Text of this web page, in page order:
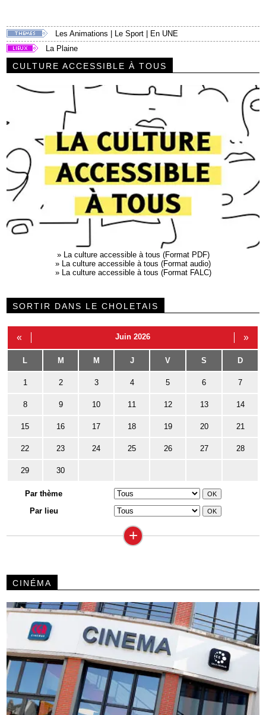
Les Animations Le Sport
En UNE
La Plaine
CULTURE ACCESSIBLE À TOUS
»
La culture accessible à tous (Format PDF)
»
La culture accessible à tous (Format audio)
»
La culture accessible à tous (Format FALC)
SORTIR DANS LE CHOLETAIS
« Juin 2026 »
L M M J V S D
1 2 3 4 5 6 7
8 9 10 11 12 13 14
15 16 17 18 19 20 21
22 23 24 25 26 27 28
29 30
Par thème
Par lieu
+
CINÉMA